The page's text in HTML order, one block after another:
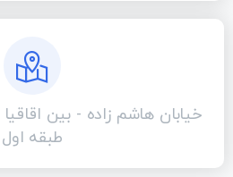
طبقه اول